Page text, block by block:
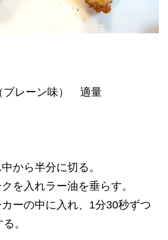
プレーン味） 適量
から半分に切る。
を入れラー油を垂らす。
ーの中に入れ、1分30秒ずつ
。